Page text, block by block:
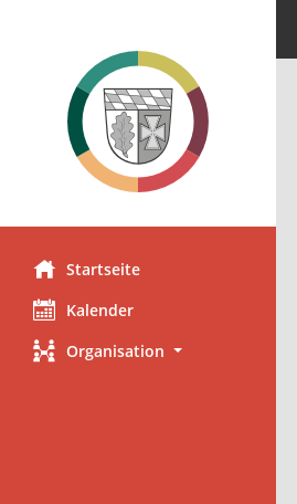
Startseite
Kalender
Organisation